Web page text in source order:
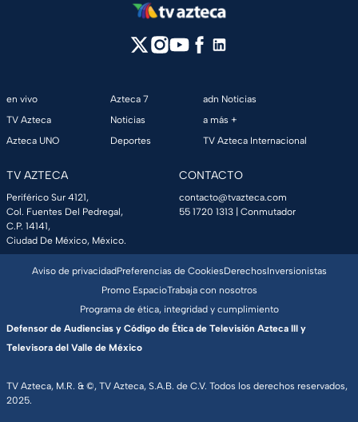
en vivo
TV Azteca
Azteca UNO
Azteca 7
Noticias
Deportes
adn Noticias
a más +
TV Azteca Internacional
TV AZTECA
Periférico Sur 4121,
Col. Fuentes Del Pedregal,
C.P. 14141,
Ciudad De México, México.
CONTACTO
contacto@tvazteca.com
55 1720 1313 | Conmutador
TV Azteca, M.R. & ©, TV Azteca, S.A.B. de C.V. Todos los derechos reservados,
2025.
Aviso de privacidadPreferencias de CookiesDerechosInversionistas
Promo EspacioTrabaja con nosotros
Programa de ética, integridad y cumplimiento
Defensor de Audiencias y Código de Ética de Televisión Azteca III y
Televisora del Valle de México